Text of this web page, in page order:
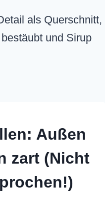
Außen
zart (Nicht